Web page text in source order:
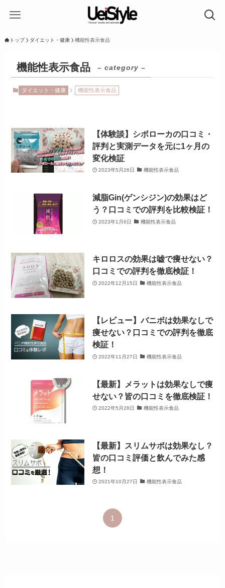
トップ ダイエット・健康 機能性表示食品
機能性表示食品 – category –
ダイエット・健康 機能性表示食品
【体験談】シボローカの口コミ・
評判と実測データを元に1ヶ月の
変化検証
2023年5月26日 機能性表示食品
減脂Gin(ゲンシジン)の効果はど
う？口コミでの評判を比較検証！
2023年1月6日 機能性表示食品
キロロスの効果は嘘で痩せない？
口コミでの評判を徹底検証！
2022年12月15日 機能性表示食品
【レビュー】バニボは効果なしで
痩せない？口コミでの評判を徹底
検証！
2022年11月27日 機能性表示食品
【最新】メラットは効果なしで痩
せない？皆の口コミを徹底検証！
2022年5月28日 機能性表示食品
【最新】スリムサポは効果なし？
皆の口コミ評価と飲んでみた感
想！
2021年10月27日 機能性表示食品
1